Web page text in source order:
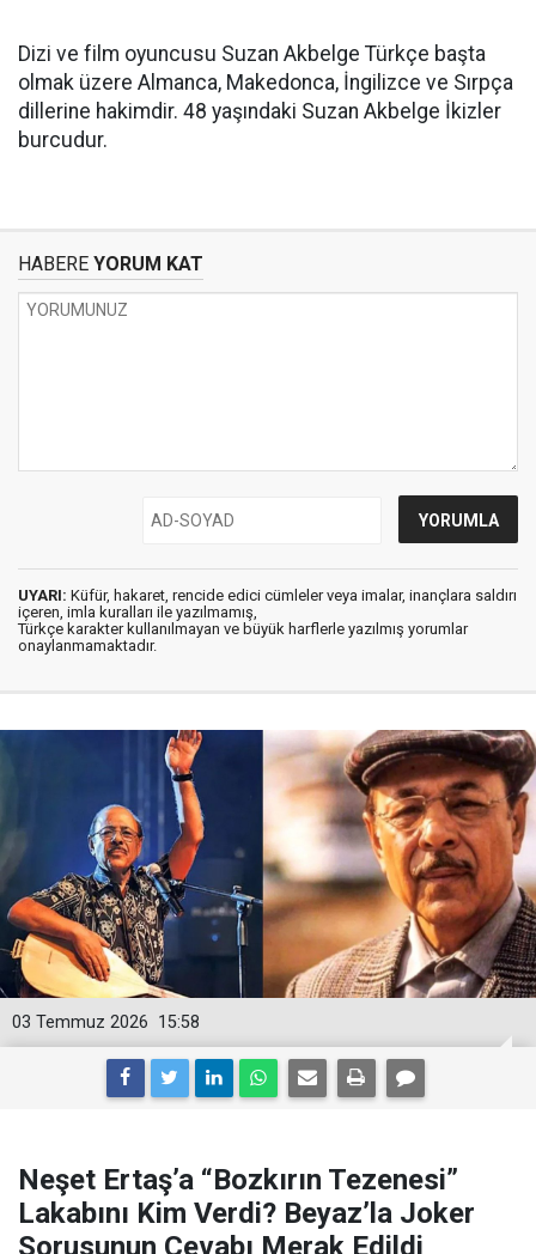
Dizi ve film oyuncusu Suzan Akbelge Türkçe başta
olmak üzere Almanca, Makedonca, İngilizce ve Sırpça
dillerine hakimdir. 48 yaşındaki Suzan Akbelge İkizler
burcudur.
HABERE YORUM KAT
UYARI: Küfür, hakaret, rencide edici cümleler veya imalar, inançlara saldırı
içeren, imla kuralları ile yazılmamış,
Türkçe karakter kullanılmayan ve büyük harflerle yazılmış yorumlar
onaylanmamaktadır.
15:58
03 Temmuz 2026
Neşet Ertaş’a “Bozkırın Tezenesi”
Lakabını Kim Verdi? Beyaz’la Joker
Sorusunun Cevabı Merak Edildi